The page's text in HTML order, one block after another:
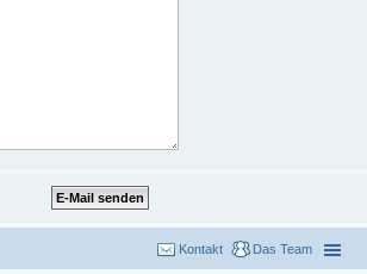
Das Team
Kontakt